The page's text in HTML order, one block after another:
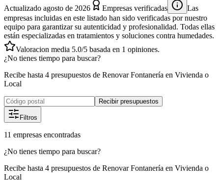
Actualizado agosto de 2026 Empresas verificadas
Las
empresas incluidas en este listado han sido verificadas por nuestro
equipo para garantizar su autenticidad y profesionalidad. Todas ellas
están especializadas en tratamientos y soluciones contra humedades.
Valoracion media 5.0/5 basada en 1 opiniones.
¿No tienes tiempo para buscar?
Recibe hasta 4 presupuestos de Renovar Fontanería en Vivienda o
Local
Recibir presupuestos
Filtros
11 empresas encontradas
¿No tienes tiempo para buscar?
Recibe hasta 4 presupuestos de Renovar Fontanería en Vivienda o
Local